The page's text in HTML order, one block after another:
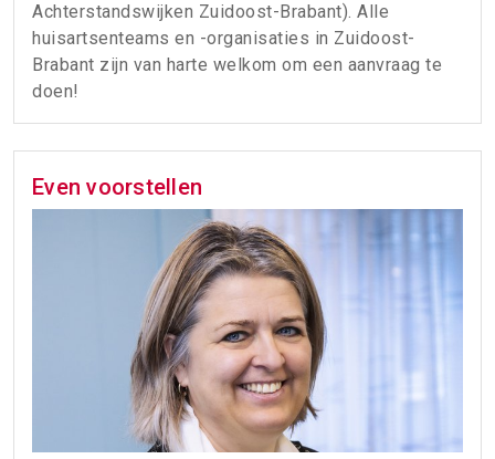
Achterstandswijken Zuidoost-Brabant). Alle
huisartsenteams en -organisaties in Zuidoost-
Brabant zijn van harte welkom om een aanvraag te
doen!
Even voorstellen